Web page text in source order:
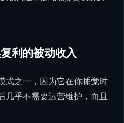
利的被动收入
式之一，因为它在你睡觉时
几乎不需要运营维护，而且